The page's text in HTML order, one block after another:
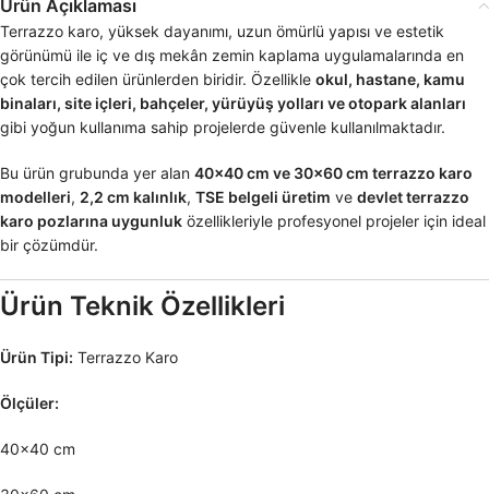
Ürün Açıklaması
Terrazzo karo, yüksek dayanımı, uzun ömürlü yapısı ve estetik
görünümü ile iç ve dış mekân zemin kaplama uygulamalarında en
çok tercih edilen ürünlerden biridir. Özellikle okul, hastane, kamu
binaları, site içleri, bahçeler, yürüyüş yolları ve otopark alanları
gibi yoğun kullanıma sahip projelerde güvenle kullanılmaktadır.
Bu ürün grubunda yer alan 40×40 cm ve 30×60 cm terrazzo karo
modelleri, 2,2 cm kalınlık, TSE belgeli üretim ve devlet terrazzo
karo pozlarına uygunluk özellikleriyle profesyonel projeler için ideal
bir çözümdür.
Ürün Teknik Özellikleri
Ürün Tipi: Terrazzo Karo
Ölçüler:
40×40 cm